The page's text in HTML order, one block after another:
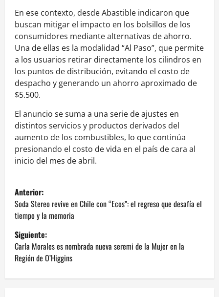
En ese contexto, desde Abastible indicaron que
buscan mitigar el impacto en los bolsillos de los
consumidores mediante alternativas de ahorro.
Una de ellas es la modalidad “Al Paso”, que permite
a los usuarios retirar directamente los cilindros en
los puntos de distribución, evitando el costo de
despacho y generando un ahorro aproximado de
$5.500.
El anuncio se suma a una serie de ajustes en
distintos servicios y productos derivados del
aumento de los combustibles, lo que continúa
presionando el costo de vida en el país de cara al
inicio del mes de abril.
N
a
v
e
Anterior:
Soda Stereo revive en Chile con “Ecos”: el regreso que desafía el
tiempo y la memoria
Siguiente:
Carla Morales es nombrada nueva seremi de la Mujer en la
Región de O’Higgins